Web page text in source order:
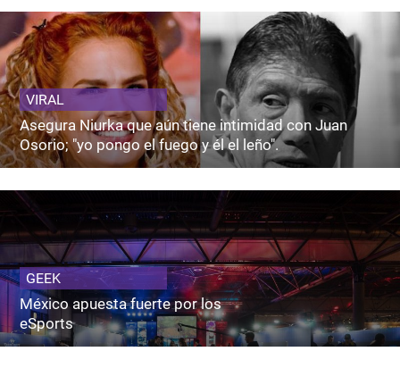
VIRAL
Asegura Niurka que aún tiene intimidad con Juan
Osorio; "yo pongo el fuego y él el leño".
GEEK
México apuesta fuerte por los
eSports